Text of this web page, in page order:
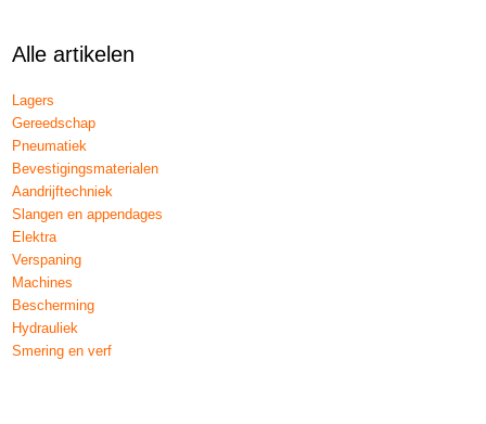
Alle artikelen
Lagers
Gereedschap
Pneumatiek
Bevestigingsmaterialen
Aandrijftechniek
Slangen en appendages
Elektra
Verspaning
Machines
Bescherming
Hydrauliek
Smering en verf